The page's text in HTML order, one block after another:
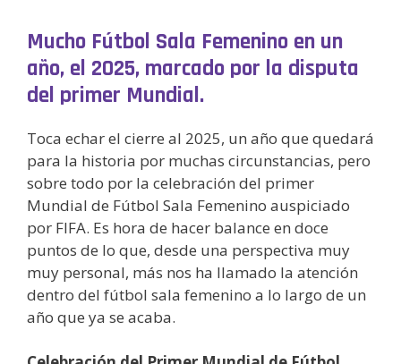
Mucho Fútbol Sala Femenino en un
año, el 2025, marcado por la disputa
del primer Mundial.
Toca echar el cierre al 2025, un año que quedará
para la historia por muchas circunstancias, pero
sobre todo por la celebración del primer
Mundial de Fútbol Sala Femenino auspiciado
por FIFA. Es hora de hacer balance en doce
puntos de lo que, desde una perspectiva muy
muy personal, más nos ha llamado la atención
dentro del fútbol sala femenino a lo largo de un
año que ya se acaba.